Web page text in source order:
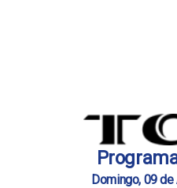
Domingo, 09